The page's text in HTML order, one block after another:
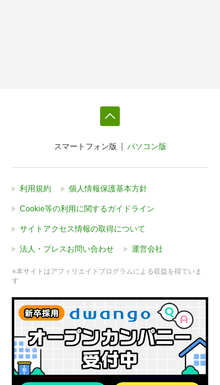
スマートフォン版 パソコン版
利用規約 個人情報保護基本方針
Cookie等の利用に関するガイドライン
サイトアクセス情報の取得について
法人・プレスお問い合わせ 運営会社
※本サイトはアフィリエイトプログラムによる収益を得ていま
す